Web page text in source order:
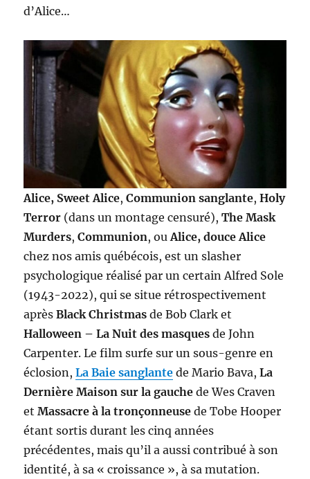
d’Alice…
Alice, Sweet Alice,Communion sanglante,Holy
Terror (dans un montage censuré),The Mask
Murders,Communion, ouAlice, douce Alice
chez nos amis québécois, est un slasher
psychologique réalisé par un certain Alfred Sole
(1943-2022), qui se situe rétrospectivement
aprèsBlack Christmas de Bob Clark et
Halloween – La Nuit des masques de John
Carpenter. Le film surfe sur un sous-genre en
éclosion,La Baie sanglante de Mario Bava,La
Dernière Maison sur la gauche de Wes Craven
etMassacre à la tronçonneuse de Tobe Hooper
étant sortis durant les cinq années
précédentes, mais qu’il a aussi contribué à son
identité, à sa « croissance », à sa mutation.